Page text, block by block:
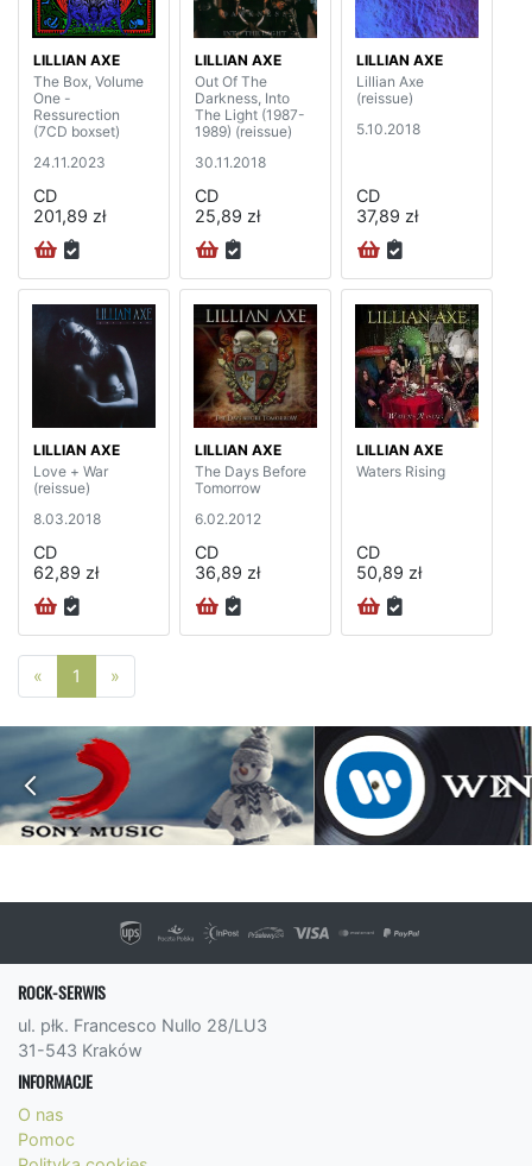
LILLIAN AXE
The Box, Volume
One -
Ressurection
(7CD boxset)
24.11.2023
CD
201,89 zł
LILLIAN AXE
Out Of The
Darkness, Into
The Light (1987-
1989) (reissue)
30.11.2018
CD
25,89 zł
LILLIAN AXE
Lillian Axe
(reissue)
5.10.2018
CD
37,89 zł
LILLIAN AXE
Love + War
(reissue)
8.03.2018
CD
62,89 zł
LILLIAN AXE
The Days Before
Tomorrow
6.02.2012
CD
36,89 zł
LILLIAN AXE
Waters Rising
CD
50,89 zł
« Poprzednia strona
1 »
ROCK-SERWIS
ul. płk. Francesco Nullo 28/LU3
31-543 Kraków
INFORMACJE
O nas
Pomoc